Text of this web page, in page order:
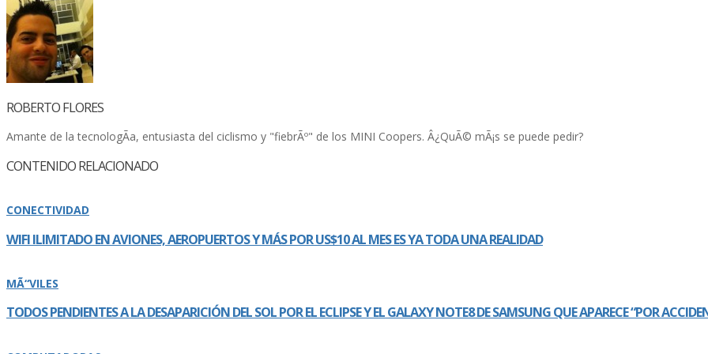
ROBERTO FLORES
Amante de la tecnologÃ­a, entusiasta del ciclismo y "fiebrÃº" de los MINI Coopers. Â¿QuÃ© mÃ¡s se puede pedir?
CONTENIDO RELACIONADO
CONECTIVIDAD
WIFI ILIMITADO EN AVIONES, AEROPUERTOS Y MÁS POR US$10 AL MES ES YA TODA UNA REALIDAD
MÃ“VILES
TODOS PENDIENTES A LA DESAPARICIÓN DEL SOL POR EL ECLIPSE Y EL GALAXY NOTE8 DE SAMSUNG QUE APARECE “POR